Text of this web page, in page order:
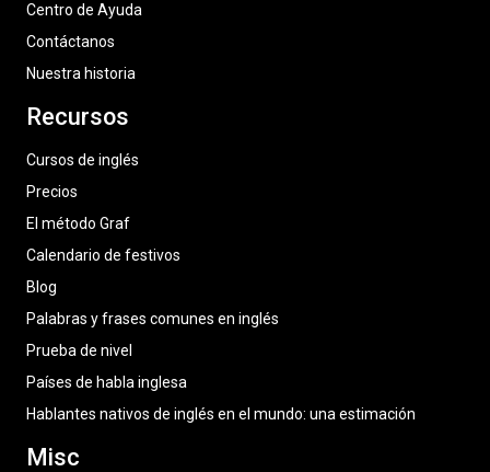
Centro de Ayuda
Contáctanos
Nuestra historia
Recursos
Cursos de inglés
Precios
El método Graf
Calendario de festivos
Blog
Palabras y frases comunes en inglés
Prueba de nivel
Países de habla inglesa
Hablantes nativos de inglés en el mundo: una estimación
Misc